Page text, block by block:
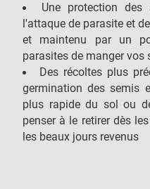
Une protection
l'attaque de parasite et
et maintenu par un
parasites de manger vos
Des récoltes plus
germination des semis
plus rapide du sol ou
penser à le retirer dès
les beaux jours revenus